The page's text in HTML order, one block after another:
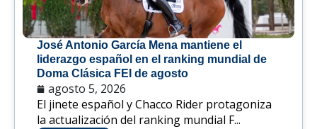
José Antonio García Mena mantiene el
liderazgo español en el ranking mundial de
Doma Clásica FEI de agosto
agosto 5, 2026
El jinete español y Chacco Rider protagoniza
la actualización del ranking mundial F...